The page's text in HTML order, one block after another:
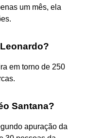
um mês, ela
em torno de 250
Santana?
apuração da